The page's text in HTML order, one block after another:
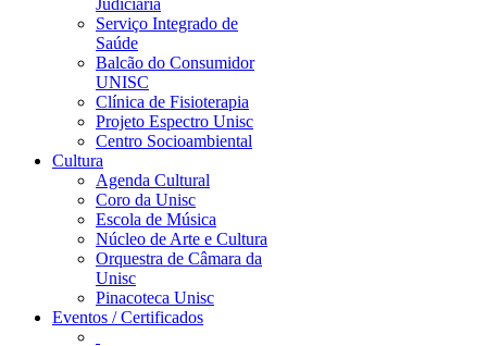
Judiciária
Serviço Integrado de
Saúde
Balcão do Consumidor
UNISC
Clínica de Fisioterapia
Projeto Espectro Unisc
Centro Socioambiental
Cultura
Agenda Cultural
Coro da Unisc
Escola de Música
Núcleo de Arte e Cultura
Orquestra de Câmara da
Unisc
Pinacoteca Unisc
Eventos / Certificados